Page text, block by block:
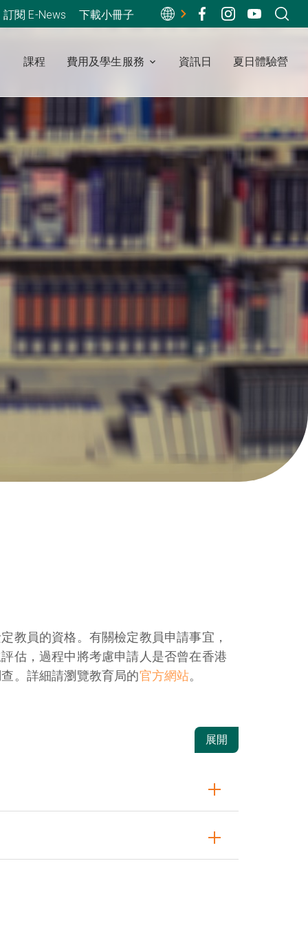
訂閱 E-News 下載小冊子
課程 費用及學生服務 資訊日 夏日體驗營
教員的資格。有關檢定教員申請事宜，
估，過程中將考慮申請人是否曾在香港
。詳細請瀏覽教育局的官方網站。
展開